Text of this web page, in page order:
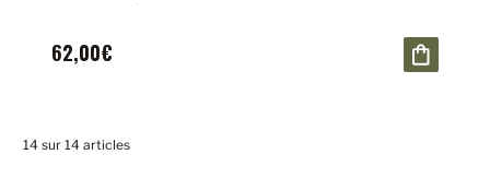
62,00€
14 sur 14 articles